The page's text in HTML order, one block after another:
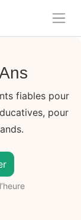
fiables pour
pour